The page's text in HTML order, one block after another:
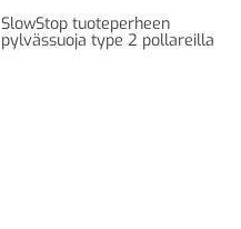
SlowStop tuoteperheen
pylvässuoja type 2 pollareilla